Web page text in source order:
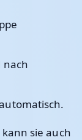
nach
sie auch